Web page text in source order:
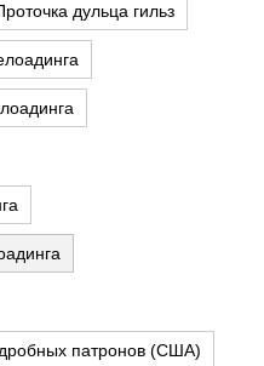
дульца гильз
патронов (США)